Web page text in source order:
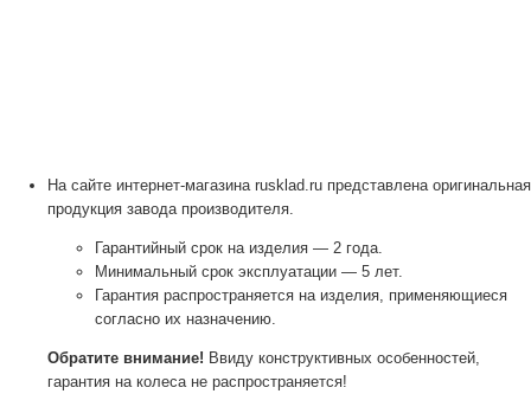
На сайте интернет-магазина rusklad.ru представлена оригинальная
продукция завода производителя.
Гарантийный срок на изделия — 2 года.
Минимальный срок эксплуатации — 5 лет.
Гарантия распространяется на изделия, применяющиеся
согласно их назначению.
Обратите внимание! Ввиду конструктивных особенностей,
гарантия на колеса не распространяется!